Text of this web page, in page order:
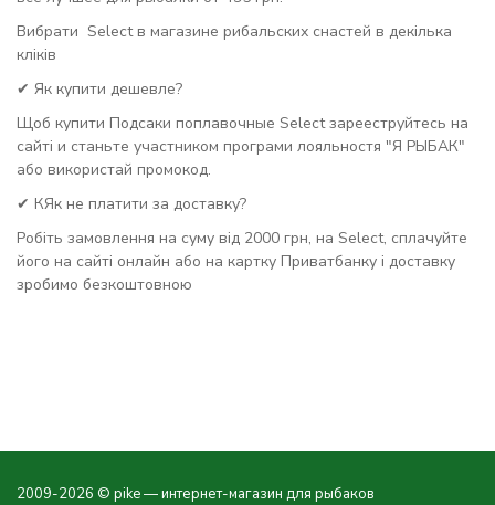
Вибрати Select в магазине рибальских снастей в декілька
кліків
✔ Як купити дешевле?
Щоб купити Подсаки поплавочные Select зарееструйтесь на
сайті и станьте участником програми лояльностя "Я РЫБАК"
або використай промокод.
✔ КЯк не платити за доставку?
Робіть замовлення на суму від 2000 грн, на Select, сплачуйте
його на сайті онлайн або на картку Приватбанку і доставку
зробимо безкоштовною
2009-2026 © pike — интернет-магазин для рыбаков